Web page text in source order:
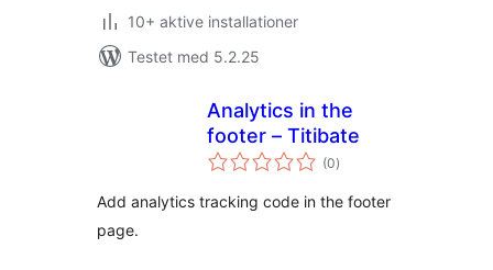
10+ aktive installationer
Testet med 5.2.25
Analytics in the
footer – Titibate
(0totale
bedømmelser
)
Add analytics tracking code in the footer
page.